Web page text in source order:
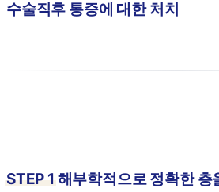
수술직후 통증에 대한 처치
STEP 1해부학적으로 정확한 층